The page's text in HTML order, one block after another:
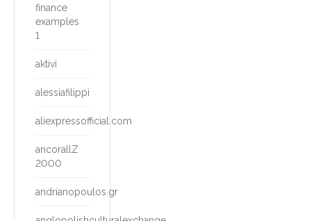
finance
examples
1
aktivi
alessiafilippi
aliexpressofficial.com
ancorallZ
2000
andrianopoulos.gr